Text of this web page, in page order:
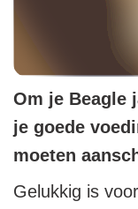
Om je Beagle
je goede
moeten
Gelukkig is